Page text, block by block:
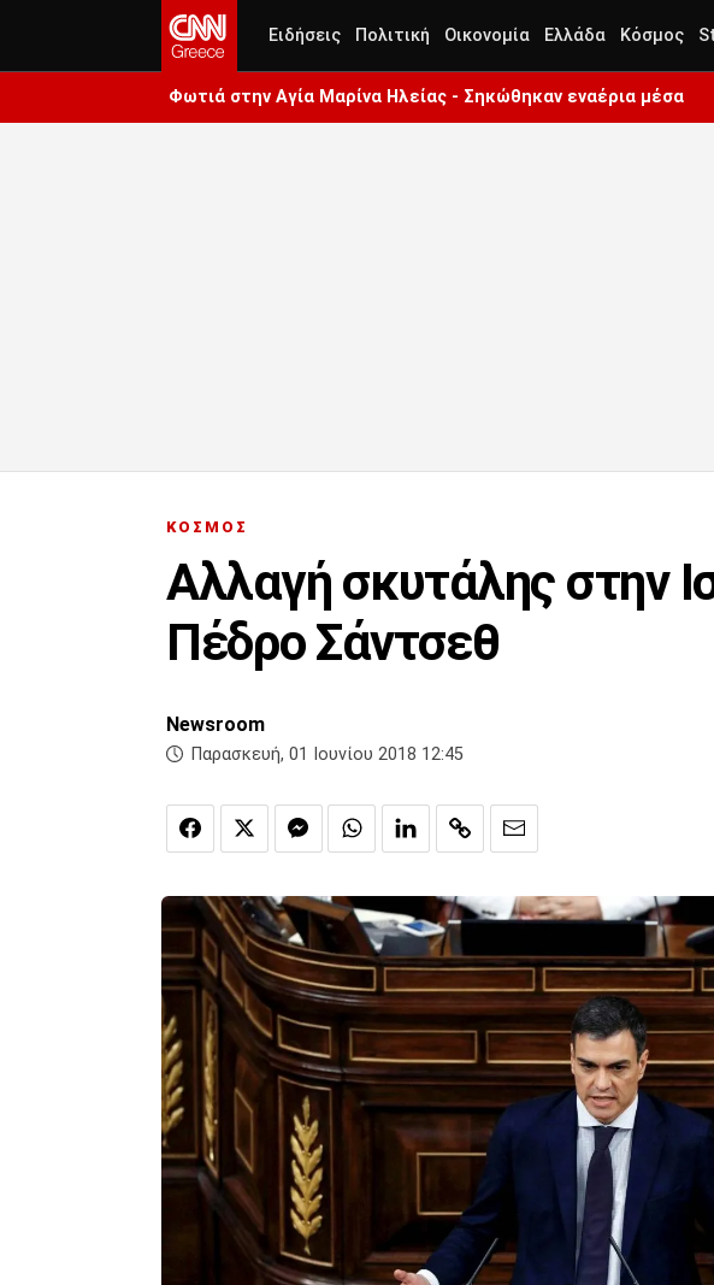
Ειδήσεις Πολιτική Οικονομία Ελλάδα Κόσμος
Φωτιά στην Aγία Μαρίνα Ηλείας - Σηκώθηκαν εναέρια μέσα
ΚΟΣΜΟΣ
Αλλαγή σκυτάλης στην
Πέδρο Σάντσεθ
Newsroom
Παρασκευή, 01 Ιουνίου 2018 12:45